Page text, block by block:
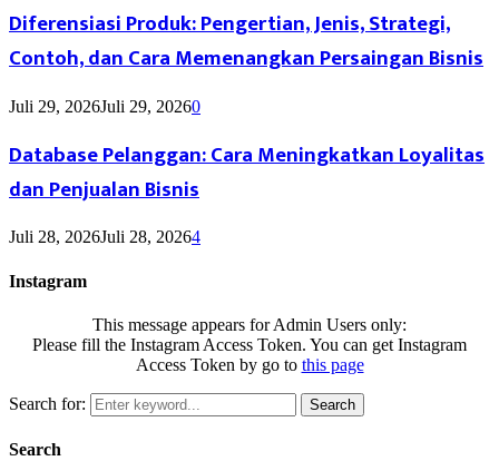
Diferensiasi Produk: Pengertian, Jenis, Strategi,
Contoh, dan Cara Memenangkan Persaingan Bisnis
Juli 29, 2026Juli 29, 20260
Database Pelanggan: Cara Meningkatkan Loyalitas
dan Penjualan Bisnis
Juli 28, 2026Juli 28, 20264
Instagram
This message appears for Admin Users only:
Please fill the Instagram Access Token. You can get Instagram
Access Token by go to this page
Search for: Search
Search